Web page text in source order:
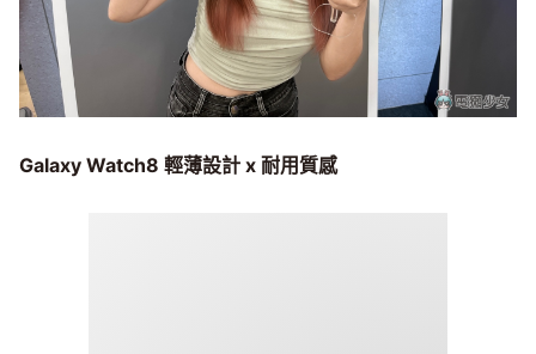
Galaxy Watch8 輕薄設計 x 耐用質感